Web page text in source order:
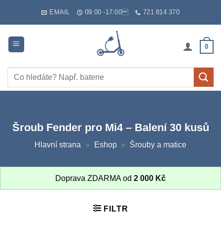
EMAIL 09:00 -17:00 721 814 370
0
Hledat:
Šroub Fender pro Mi4 – Balení 30 kusů
Hlavní strana » Eshop » Šrouby a matice
Doprava ZDARMA od 2 000 Kč
FILTR